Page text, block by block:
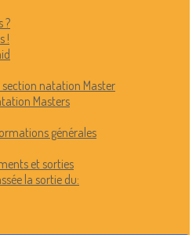
?
!
natation Master
Masters
générales
et sorties
la sortie du: